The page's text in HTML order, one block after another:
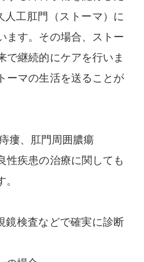
人工肛門（ストーマ）に
ます。その場合、ストー
で継続的にケアを行いま
ーマの生活を送ることが
、肛門周囲膿瘍
性疾患の治療に関しても
鏡検査などで確実に診断